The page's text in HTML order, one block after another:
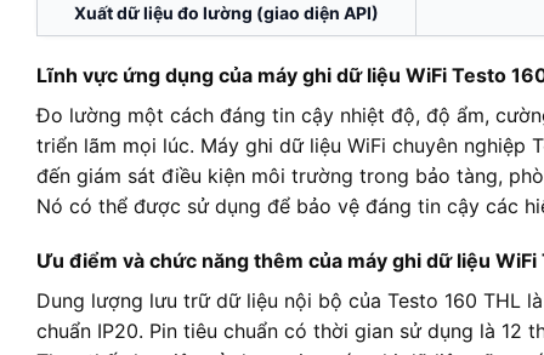
Xuất dữ liệu đo lường (giao diện API)
Lĩnh vực ứng dụng của máy ghi dữ liệu WiFi Testo
Đo lường một cách đáng tin cậy nhiệt độ, độ ẩm,
triển lãm mọi lúc. Máy ghi dữ liệu WiFi chuyên nghiệp
đến giám sát điều kiện môi trường trong bảo tàng,
Nó có thể được sử dụng để bảo vệ đáng tin cậy các
Ưu điểm và chức năng thêm của máy ghi dữ liệu WiFi
Dung lượng lưu trữ dữ liệu nội bộ của Testo 160 THL
chuẩn IP20. Pin tiêu chuẩn có thời gian sử dụng là